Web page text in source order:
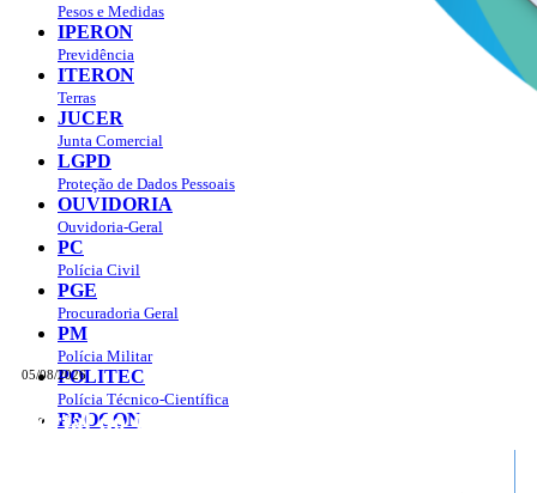
05/08/2026
Portal do Governo do
Pesos e Medidas
IPERON
Previdência
ITERON
Terras
JUCER
Junta Comercial
LGPD
Proteção de Dados Pessoais
OUVIDORIA
Ouvidoria-Geral
PC
Polícia Civil
PGE
Procuradoria Geral
PM
Polícia Militar
POLITEC
Polícia Técnico-Científica
PROCON